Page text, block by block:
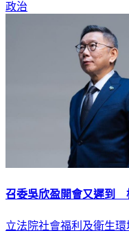
政治
召委吳欣盈開會又遲到
立法院社會福利及衛生